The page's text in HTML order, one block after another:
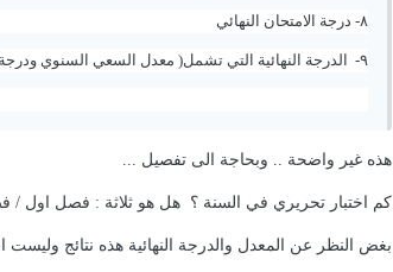
٨- درجة الامتحان النهائي
٩- الدرجة النهائية التي تشمل( معدل السعي السنوي ودرجة الامتحان النهائي مقسومة على ٢)
هذه غير واضحة .. وبحاجة الى تفصيل ...
كم اختبار تحريري في السنة ؟ هل هو ثلاثة : فصل اول /
بغض النظر عن المعدل والدرجة النهائية هذه نتائج وليست